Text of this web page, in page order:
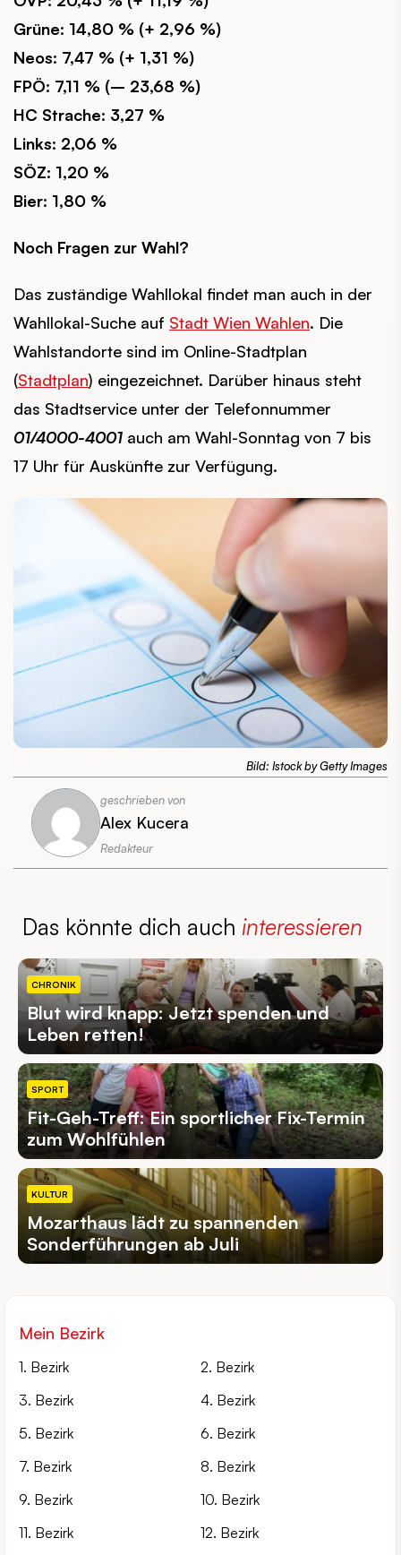
Grüne: 14,80 % (+ 2,96 %)
Neos: 7,47 % (+ 1,31 %)
FPÖ: 7,11 % (– 23,68 %)
HC Strache: 3,27 %
Links: 2,06 %
SÖZ: 1,20 %
Bier: 1,80 %
Noch Fragen zur Wahl?
Das zuständige Wahllokal findet man auch in der
Wahllokal-Suche auf Stadt Wien Wahlen. Die
Wahlstandorte sind im Online-Stadtplan
(Stadtplan) eingezeichnet. Darüber hinaus steht
das Stadtservice unter der Telefonnummer
01/4000-4001 auch am Wahl-Sonntag von 7 bis
17 Uhr für Auskünfte zur Verfügung.
Bild: Istock by Getty Images
geschrieben von
Alex Kucera
Redakteur
Das könnte dich auch interessieren
CHRONIK
Blut wird knapp: Jetzt spenden und
Leben retten!
SPORT
Fit-Geh-Treff: Ein sportlicher Fix-Termin
zum Wohlfühlen
KULTUR
Mozarthaus lädt zu spannenden
Sonderführungen ab Juli
Mein Bezirk
1. Bezirk
2. Bezirk
3. Bezirk
4. Bezirk
5. Bezirk
6. Bezirk
7. Bezirk
8. Bezirk
9. Bezirk
10. Bezirk
11. Bezirk
12. Bezirk